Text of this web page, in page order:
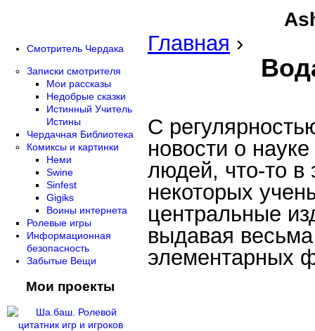
Главная ›
С
новости о
людей, что-то
некоторых
центральные
выдавая
элементарных
Смотритель Чердака
Записки смотрителя
Мои рассказы
Недобрые сказки
Истинный Учитель
Истины
Чердачная Библиотека
Комиксы и картинки
Неми
Swine
Sinfest
Gigiks
Воины интернета
Ролевые игры
Информационная
безопасность
Забытые Вещи
Мои проекты